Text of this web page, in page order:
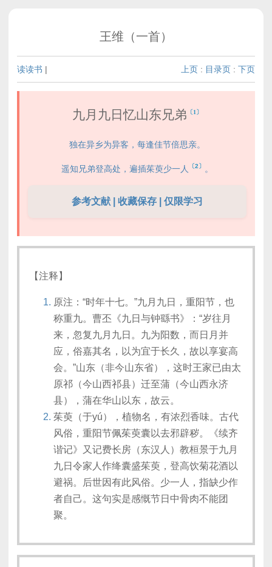
王维（一首）
读读书 | 上页 : 目录页 : 下页
九月九日忆山东兄弟 〔1〕
独在异乡为异客，每逢佳节倍思亲。
遥知兄弟登高处，遍插茱萸少一人 〔2〕 。
参考文献 | 收藏保存 | 仅限学习
【注释】
原注：“时年十七。”九月九日，重阳节，也
称重九。曹丕《九日与钟繇书》：“岁往月
来，忽复九月九日。九为阳数，而日月并
应，俗嘉其名，以为宜于长久，故以享宴高
会。”山东（非今山东省），这时王家已由太
原祁（今山西祁县）迁至蒲（今山西永济
县），蒲在华山以东，故云。
茱萸（于yú），植物名，有浓烈香味。古代
风俗，重阳节佩茱萸囊以去邪辟秽。《续齐
谐记》又记费长房（东汉人）教桓景于九月
九日令家人作绛囊盛茱萸，登高饮菊花酒以
避祸。后世因有此风俗。少一人，指缺少作
者自己。这句实是感慨节日中骨肉不能团
聚。